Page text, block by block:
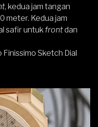
, kedua jam tangan
meter. Kedua jam
safir untuk frontdan
Sketch Dial